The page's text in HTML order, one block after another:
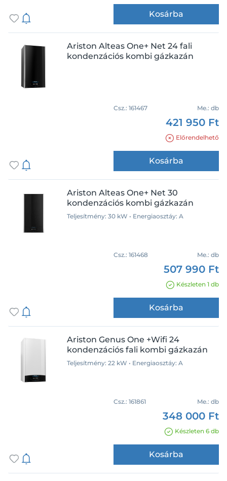
Kosárba
Ariston Alteas One+ Net 24 fali
kondenzációs kombi gázkazán
Csz.: 161467 Me.: db
421 950 Ft
Előrendelhető
Kosárba
Ariston Alteas One+ Net 30
kondenzációs kombi gázkazán
Teljesítmény: 30 kW • Energiaosztáy: A
Csz.: 161468 Me.: db
507 990 Ft
Készleten 1 db
Kosárba
Ariston Genus One +Wifi 24
kondenzációs fali kombi gázkazán
Teljesítmény: 22 kW • Energiaosztáy: A
Csz.: 161861 Me.: db
348 000 Ft
Készleten 6 db
Kosárba
Wolf
Készleten
Újdonság
24,8 kW
27,5 kW
energiaosztály